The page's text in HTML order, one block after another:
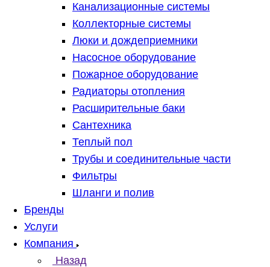
Канализационные системы
Коллекторные системы
Люки и дождеприемники
Насосное оборудование
Пожарное оборудование
Радиаторы отопления
Расширительные баки
Сантехника
Теплый пол
Трубы и соединительные части
Фильтры
Шланги и полив
Бренды
Услуги
Компания
Назад